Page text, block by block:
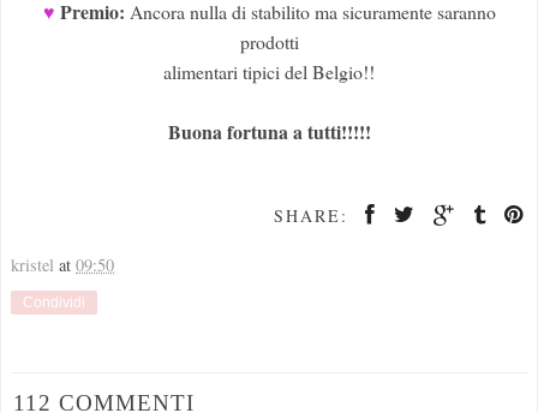
♥ Premio: Ancora nulla di stabilito ma sicuramente saranno
prodotti
alimentari tipici del Belgio!!
Buona fortuna a tutti!!!!!
SHARE:
kristel at 09:50
Condividi
112 COMMENTI